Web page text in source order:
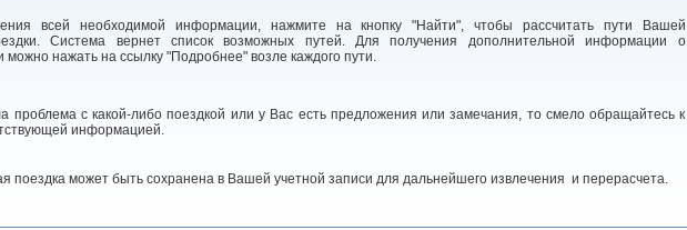
всей необходимой информации, нажмите на кнопку "Найти", чтобы рассчитать пути Вашей
Система вернет список возможных путей. Для получения дополнительной информации о
нажать на ссылку "Подробнее" возле каждого пути.
проблема с какой-либо поездкой или у Вас есть предложения или замечания, то смело обращайтесь к
информацией.
поездка может быть сохранена в Вашей учетной записи для дальнейшего извлечения и перерасчета.